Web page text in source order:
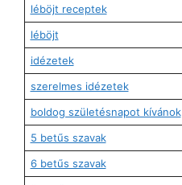
léböjt receptek
léböjt
idézetek
szerelmes idézetek
boldog születésnapot kívánok
5 betűs szavak
6 betűs szavak